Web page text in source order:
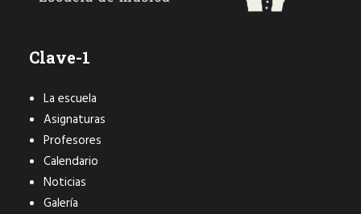
Clave-1
La escuela
Asignaturas
Profesores
Calendario
Noticias
Galería